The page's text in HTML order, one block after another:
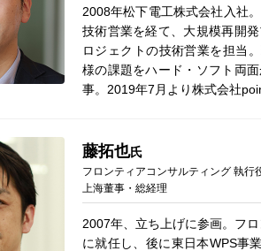
2008年松下電工株式会社入社
技術営業を経て、大規模再開
ロジェクトの技術営業を担当
様の課題をハード・ソフト両
事。2019年7月より株式会社
藤拓也氏
フロンティアコンサルティング 執行
上海董事・総経理
2007年、立ち上げに参画。フ
に就任し、後に東日本WPS事